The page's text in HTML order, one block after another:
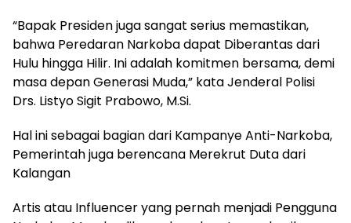
“Bapak Presiden juga sangat serius memastikan,
bahwa Peredaran Narkoba dapat Diberantas dari
Hulu hingga Hilir. Ini adalah komitmen bersama, demi
masa depan Generasi Muda,” kata Jenderal Polisi
Drs. Listyo Sigit Prabowo, M.Si.
Hal ini sebagai bagian dari Kampanye Anti-Narkoba,
Pemerintah juga berencana Merekrut Duta dari
Kalangan
Artis atau Influencer yang pernah menjadi Pengguna